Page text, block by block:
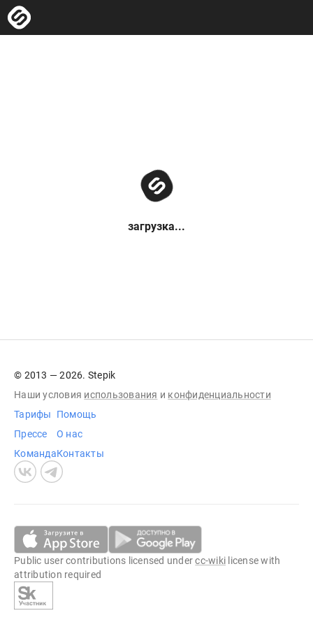
загрузка...
© 2013 — 2026. Stepik
Наши условия использования и конфиденциальности
Тарифы
Прессе
Команда
Помощь
О нас
Контакты
Public user contributions licensed undercc-wiki license with
attribution required